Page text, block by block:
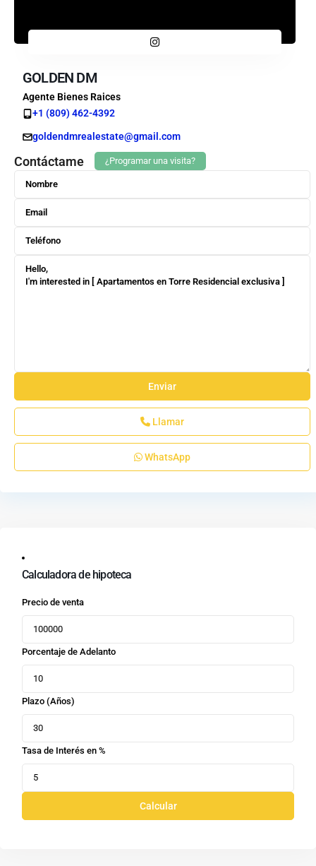
GOLDEN DM
Agente Bienes Raices
+1 (809) 462-4392
goldendmrealestate@gmail.com
Contáctame ¿Programar una visita?
Llamar
WhatsApp
Calculadora de hipoteca
Precio de venta
Porcentaje de Adelanto
Plazo (Años)
Tasa de Interés en %
Calcular